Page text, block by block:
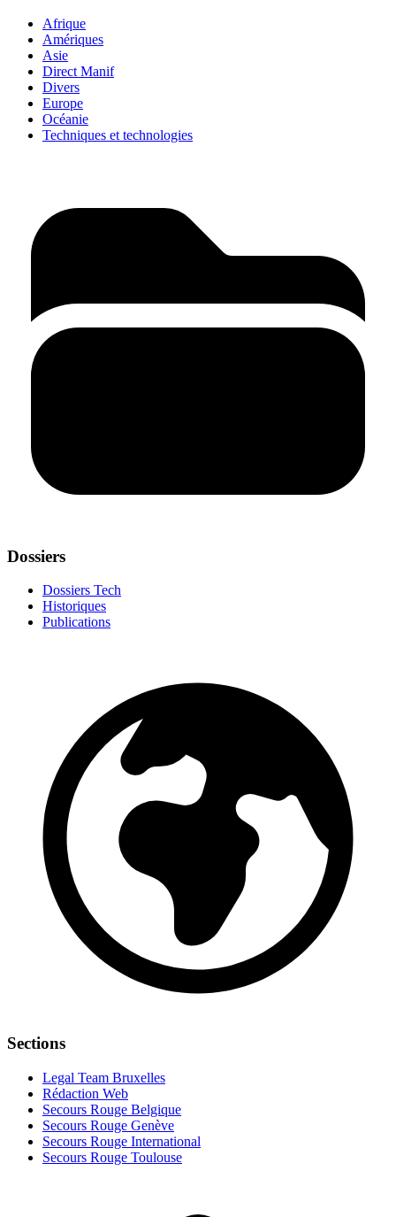
Afrique
Amériques
Asie
Direct Manif
Divers
Europe
Océanie
Techniques et technologies
Dossiers
Dossiers Tech
Historiques
Publications
Sections
Legal Team Bruxelles
Rédaction Web
Secours Rouge Belgique
Secours Rouge Genève
Secours Rouge International
Secours Rouge Toulouse